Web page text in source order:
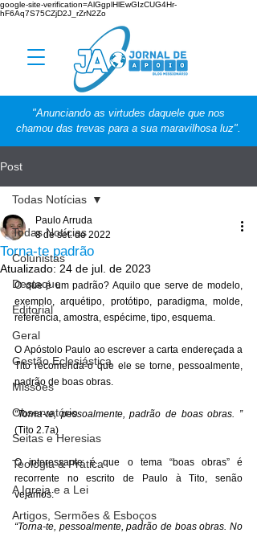
google-site-verification=AlGgplHlEwGIzCUG4Hr-
hF6Aq7S75CZjD2J_rZrN2Zo
"Anunciando as virtudes daquele que nos
chamou das trevas para a sua maravilhosa luz".
Post
Todas Notícias
Colunistas
Destaque
Editorial
Geral
Gestão Eclesiástica
Missões
Observatório
Seitas e Heresias
Teologia & Prática
A Igreja e a Lei
Artigos, Sermões & Esboços
Todas Notícias
Torna-te padrão
Paulo Arruda
8 de set. de 2022
Atualizado: 24 de jul. de 2023
O que é um padrão? Aquilo que serve de modelo,
exemplo, arquétipo, protótipo, paradigma, molde,
referência, amostra, espécime, tipo, esquema.
O Apóstolo Paulo ao escrever a carta endereçada a
Tito recomenda-o que ele se torne, pessoalmente,
padrão de boas obras.
“Torna-te, pessoalmente, padrão de boas obras. ”
(Tito 2.7a)
O interessante é que o tema “boas obras” é
recorrente no escrito de Paulo à Tito, senão
vejamos:
“Torna-te, pessoalmente, padrão de boas obras. No